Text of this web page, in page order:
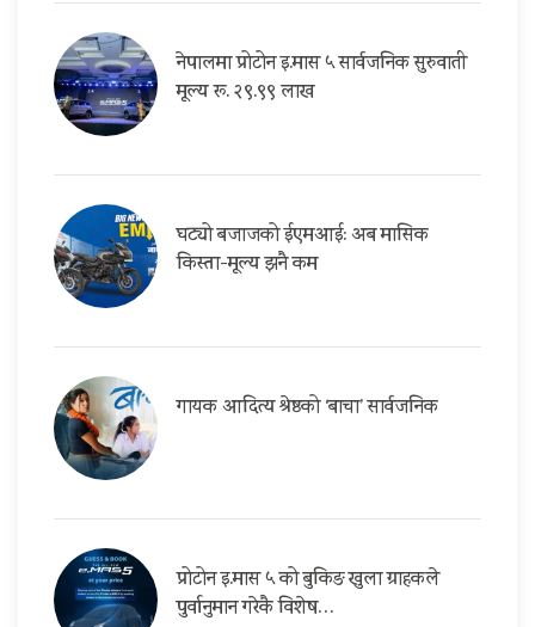
नेपालमा प्रोटोन इ.मास ५ सार्वजनिक सुरुवाती
मूल्य रू. २९.९९ लाख
घट्यो बजाजको ईएमआई: अब मासिक
किस्ता-मूल्य झनै कम
गायक आदित्य श्रेष्ठको ‘बाचा’ सार्वजनिक
प्रोटोन इ.मास ५ को बुकिङ खुला ग्राहकले
पुर्वानुमान गरेकै विशेष…